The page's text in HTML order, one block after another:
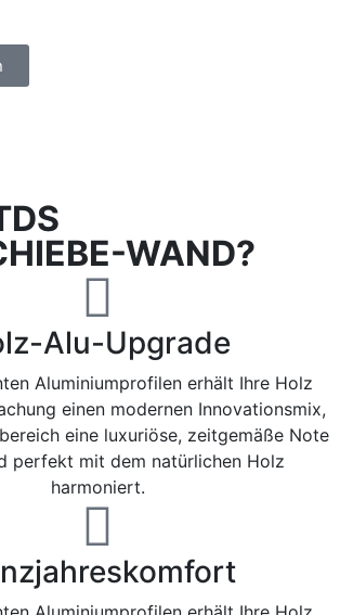
WAND?
Alu-Upgrade
Aluminiumprofilen erhält Ihre Holz
einen modernen Innovationsmix,
eine luxuriöse, zeitgemäße Note
perfekt mit dem natürlichen Holz
harmoniert.